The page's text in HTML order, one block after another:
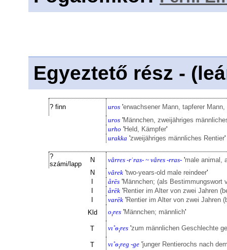
Egyeztető rész -
? finn uros 'erwachsener Mann, tapferer Mann,
uros 'Männchen, zweijähriges
urho 'Held, Kämpfer'
urakka 'zweijähriges männliches Rentier'
?
számi/lapp
N vârres -rˈras- ~ vâres -rras- 'male animal,
N
vârek 'two-years-old male reindeer'
årēs 'Männchen; (als Bestimmungswort
årēk 'Rentier im Alter von zwei Jahren
varēk 'Rentier im Alter von zwei Jahren
Kld
oires 'Männchen; männlich'
T vı˚ѳires 'zum männlichen Geschlechte
T vı˚ѳireg -ge 'junger Rentierochs nach